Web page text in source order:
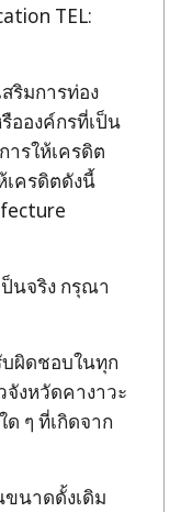
TEL:
ริมการท่อง
อองค์กรที่เป็น
ารให้เครดิต
ครดิตดังนี้
นจริง กรุณา
บผิดชอบในทุก
จังหวัดคางาวะ
ๆ ที่เกิดจาก
นาดดั้งเดิม